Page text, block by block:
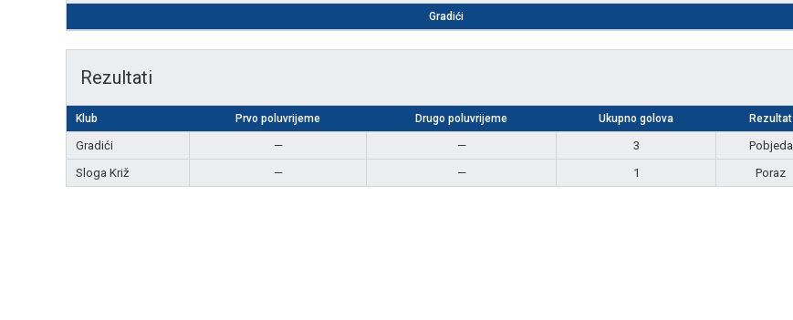
Gradići
Rezultati
Klub Prvo poluvrijeme Drugo poluvrijeme Ukupno golova Rezultat
Gradići — — 3
Pobjeda
Sloga Križ
— — 1 Poraz